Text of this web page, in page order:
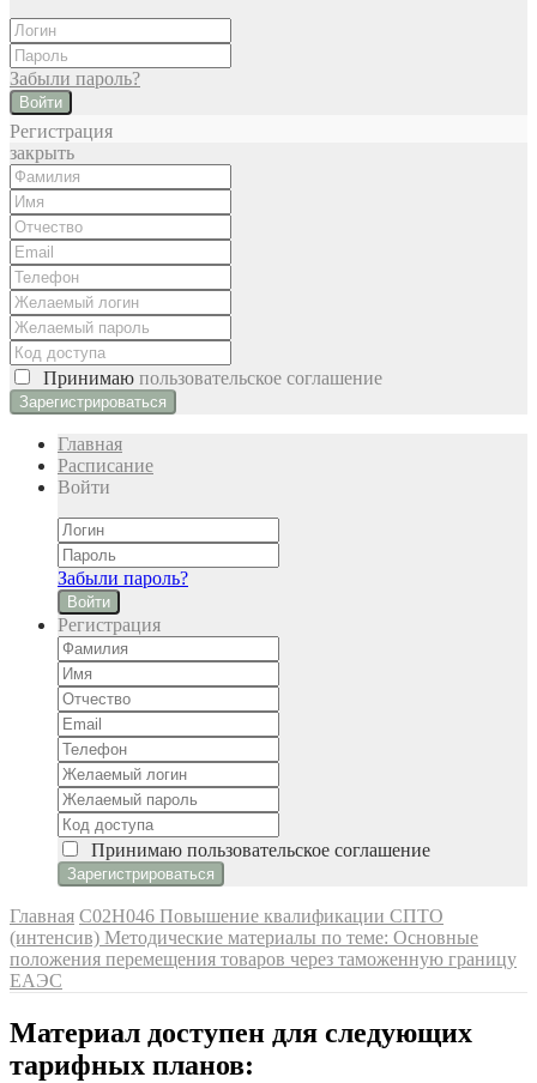
Забыли пароль?
Войти
Регистрация
закрыть
Принимаю пользовательское соглашение
Главная
Расписание
Войти
Забыли пароль?
Войти
Регистрация
Принимаю пользовательское соглашение
Главная C02H046 Повышение квалификации СПТО
(интенсив) Методические материалы по теме: Основные
положения перемещения товаров через таможенную границу
ЕАЭС
Материал доступен для следующих
тарифных планов: